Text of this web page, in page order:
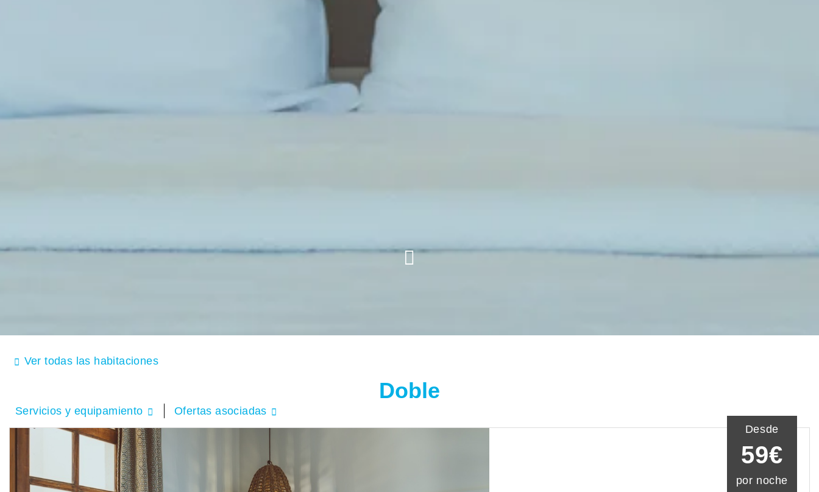
Ver todas las habitaciones
Doble
Servicios y equipamiento
Ofertas asociadas
Desde
59€
por noche